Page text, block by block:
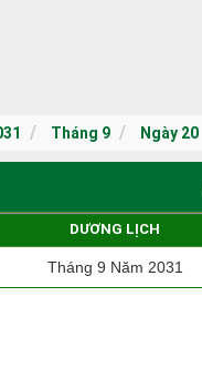
Tháng 9 Ngày 20
DƯƠNG LỊCH
Tháng 9 Năm 2031